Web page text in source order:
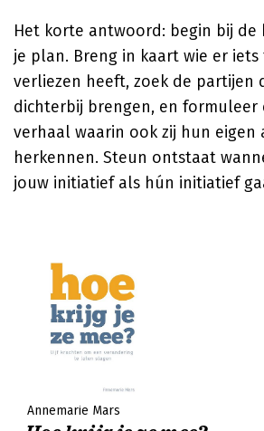
Het korte antwoord: begin bij de
je plan. Breng in kaart wie er
verliezen heeft, zoek de partijen
dichterbij brengen, en formuleer
verhaal waarin ook zij hun eigen
herkennen. Steun ontstaat
jouw initiatief als hún initiatief
Annemarie Mars